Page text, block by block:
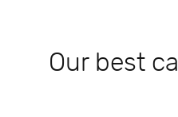
Our best